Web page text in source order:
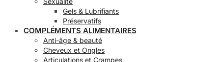
Gels & Lubrifiants
Préservatifs
COMPLÉMENTS ALIMENTAIRES
Anti-âge & beauté
Cheveux et Ongles
Articulations et Crampes